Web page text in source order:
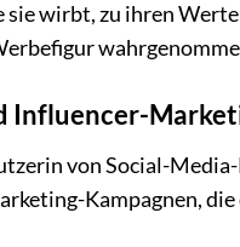
sie wirbt, zu ihren
von Social-
Kampagnen,